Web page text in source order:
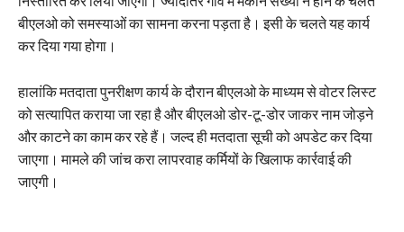
बीएलओ को समस्याओं का सामना करना पड़ता है। इसी के चलते यह कार्य
कर दिया गया होगा।
हालांकि मतदाता पुनरीक्षण कार्य के दौरान बीएलओ के माध्यम से वोटर लिस्ट
को सत्यापित कराया जा रहा है और बीएलओ डोर-टू-डोर जाकर नाम जोड़ने
और काटने का काम कर रहे हैं। जल्द ही मतदाता सूची को अपडेट कर दिया
जाएगा। मामले की जांच करा लापरवाह कर्मियों के खिलाफ कार्रवाई की
जाएगी।